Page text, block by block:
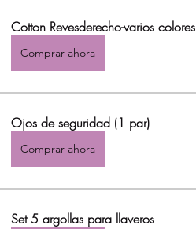
Cotton Revesderecho-varios colores
Comprar ahora
Ojos de seguridad (1 par)
Comprar ahora
Set 5 argollas para llaveros